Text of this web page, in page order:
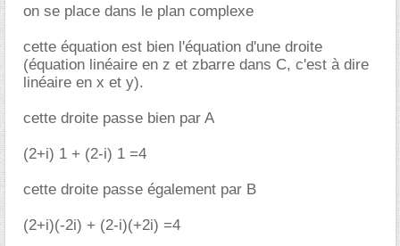
on se place dans le plan complexe
cette équation est bien l'équation d'une droite
(équation linéaire en z et zbarre dans C, c'est à dire
linéaire en x et y).
cette droite passe bien par A
(2+i) 1 + (2-i) 1 =4
cette droite passe également par B
(2+i)(-2i) + (2-i)(+2i) =4